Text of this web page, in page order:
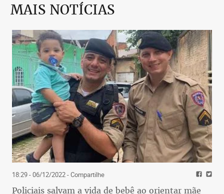
MAIS NOTÍCIAS
18:29 - 06/12/2022- Compartilhe
Policiais salvam a vida de bebê ao orientar mãe